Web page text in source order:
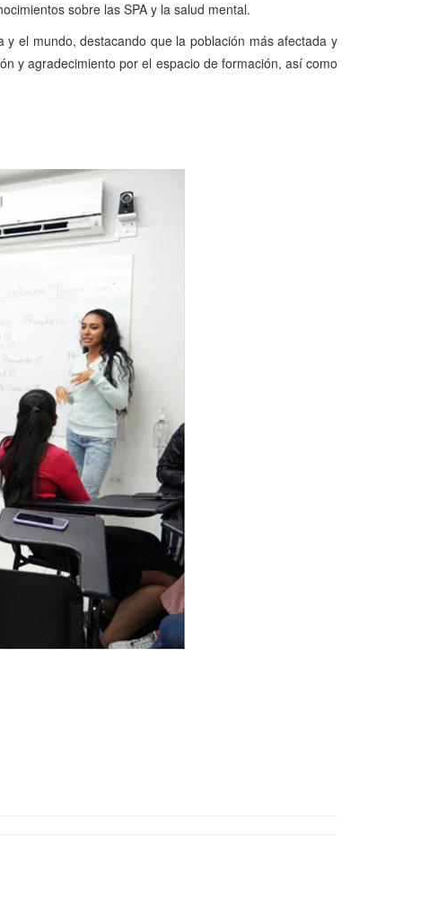
sobre las SPA y la salud mental.
el mundo, destacando que la población más afectada y
y agradecimiento por el espacio de formación, así como